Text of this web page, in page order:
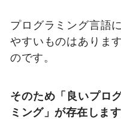
プログラミング言語
やすいものはありま
のです。
そのため「良いプロ
ミング」が存在します